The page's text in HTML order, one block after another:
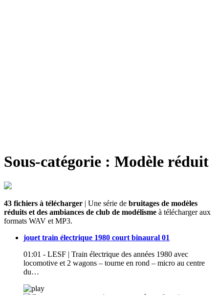
Sous-catégorie : Modèle réduit
43 fichiers à télécharger | Une série de bruitages de modèles
réduits et des ambiances de club de modélisme à télécharger aux
formats WAV et MP3.
jouet train électrique 1980 court binaural 01
01:01 - LESF | Train électrique des années 1980 avec
locomotive et 2 wagons – tourne en rond – micro au centre
du…